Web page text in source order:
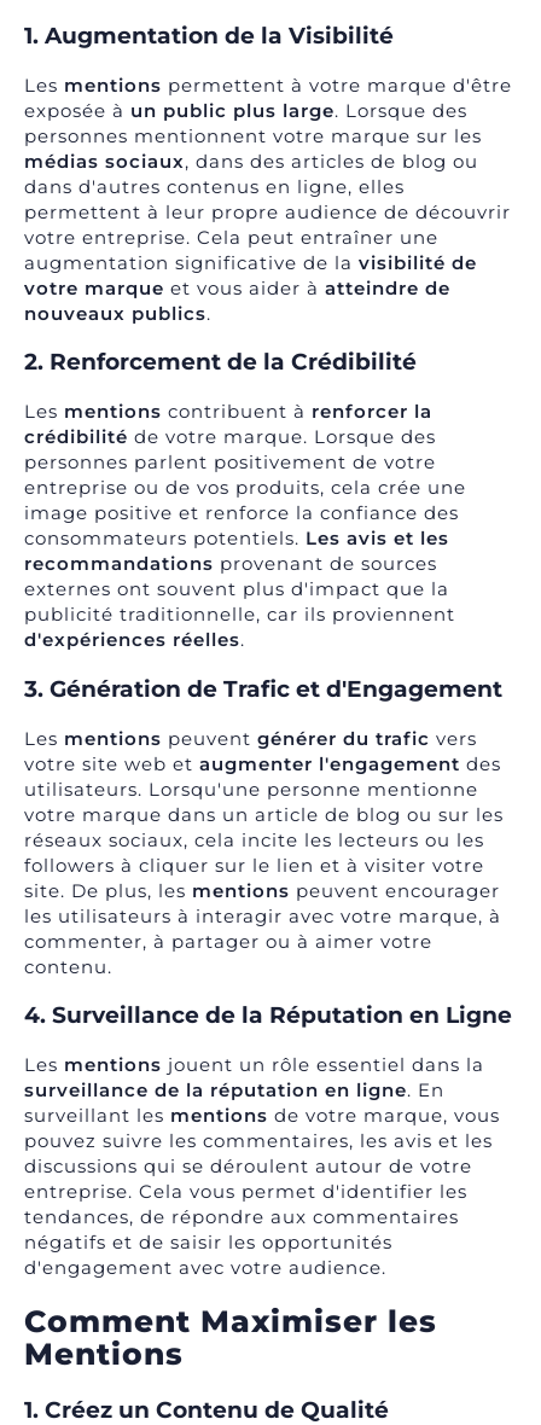
1. Augmentation de la Visibilité
Les mentions permettent à votre marque d'être
exposée à un public plus large. Lorsque des
personnes mentionnent votre marque sur les
médias sociaux, dans des articles de blog ou
dans d'autres contenus en ligne, elles
permettent à leur propre audience de découvrir
votre entreprise. Cela peut entraîner une
augmentation significative de la visibilité de
votre marque et vous aider à atteindre de
nouveaux publics.
2. Renforcement de la Crédibilité
Les mentions contribuent à renforcer la
crédibilité de votre marque. Lorsque des
personnes parlent positivement de votre
entreprise ou de vos produits, cela crée une
image positive et renforce la confiance des
consommateurs potentiels. Les avis et les
recommandations provenant de sources
externes ont souvent plus d'impact que la
publicité traditionnelle, car ils proviennent
d'expériences réelles.
3. Génération de Trafic et d'Engagement
Les mentions peuvent générer du trafic vers
votre site web et augmenter l'engagement des
utilisateurs. Lorsqu'une personne mentionne
votre marque dans un article de blog ou sur les
réseaux sociaux, cela incite les lecteurs ou les
followers à cliquer sur le lien et à visiter votre
site. De plus, les mentions peuvent encourager
les utilisateurs à interagir avec votre marque, à
commenter, à partager ou à aimer votre
contenu.
4. Surveillance de la Réputation en Ligne
Les mentions jouent un rôle essentiel dans la
surveillance de la réputation en ligne. En
surveillant les mentions de votre marque, vous
pouvez suivre les commentaires, les avis et les
discussions qui se déroulent autour de votre
entreprise. Cela vous permet d'identifier les
tendances, de répondre aux commentaires
négatifs et de saisir les opportunités
d'engagement avec votre audience.
Comment Maximiser les
Mentions
1. Créez un Contenu de Qualité